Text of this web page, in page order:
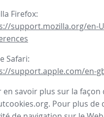
Firefox:
support.mozilla.org/en-
Safari:
support.apple.com/en-
en savoir plus sur la
Pour plus